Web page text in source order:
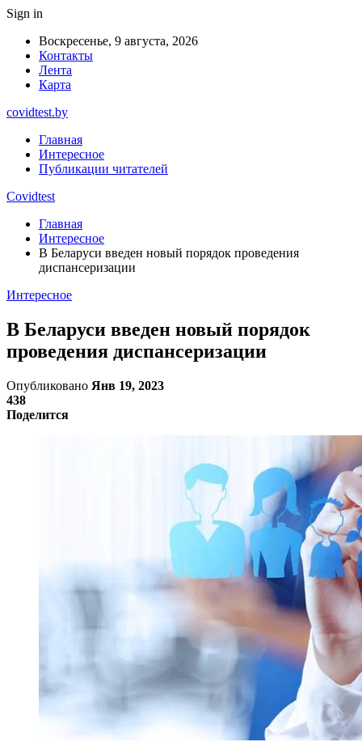
Sign in
Воскресенье, 9 августа, 2026
Контакты
Лента
Карта
covidtest.by
Главная
Интересное
Публикации читателей
Covidtest
Главная
Интересное
В Беларуси введен новый порядок проведения
диспансеризации
Интересное
В Беларуси введен новый порядок
проведения диспансеризации
Опубликовано Янв 19, 2023
438
Поделится